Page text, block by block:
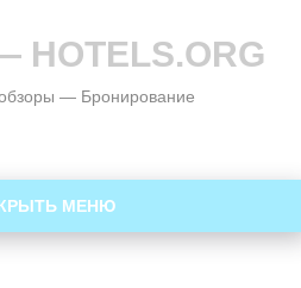
HOTELS.ORG
— Бронирование
МЕНЮ